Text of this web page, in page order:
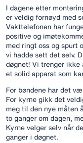
I dagene etter
er veldig fornøyd med
Vakttelefonen har
positive og
med ringt oss og spurt
vi hadde sett det selv.
døgnet! Vi trenger
et solid apparat som
For bøndene har det
For kyrne gikk det
meg til den nye måten
to ganger om dagen,
Kyrne velger selv når
ganger i døgnet.